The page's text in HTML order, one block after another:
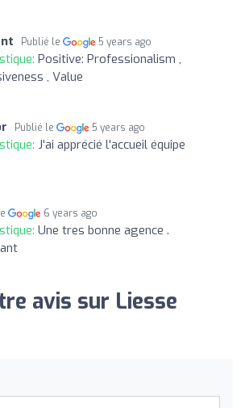
Publié le 5 years ago
Positive: Professionalism ,
, Value
Publié le 5 years ago
J'ai apprécié l'accueil équipe
6 years ago
Une tres bonne agence .
avis sur Liesse